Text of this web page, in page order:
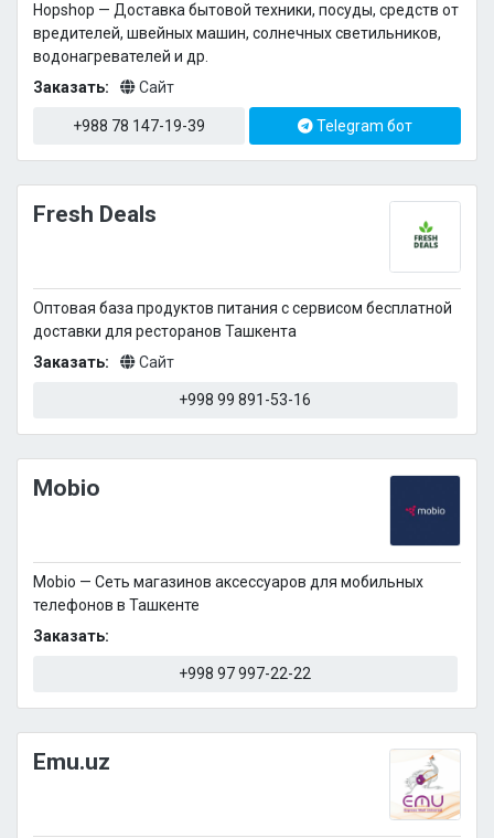
Hopshop — Доставка бытовой техники, посуды, средств от
вредителей, швейных машин, солнечных светильников,
водонагревателей и др.
Заказать:
Сайт
+988 78 147-19-39 Telegram бот
Fresh Deals
Оптовая база продуктов питания с сервисом бесплатной
доставки для ресторанов Ташкента
Заказать:
Сайт
+998 99 891-53-16
Mobio
Mobio — Сеть магазинов аксессуаров для мобильных
телефонов в Ташкенте
Заказать:
+998 97 997-22-22
Emu.uz